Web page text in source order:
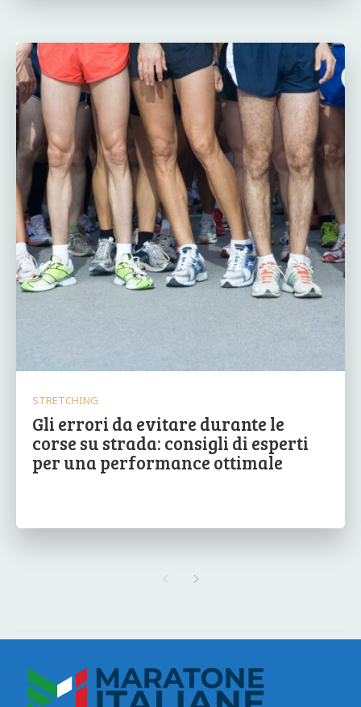
STRETCHING
Gli errori da evitare durante le
corse su strada: consigli di esperti
per una performance ottimale